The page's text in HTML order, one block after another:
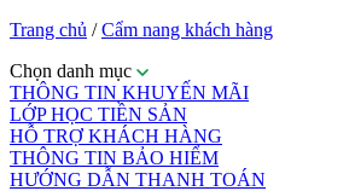
Trang chủ /Cẩm nang khách hàng
Chọn danh mục
THÔNG TIN KHUYẾN MÃI
LỚP HỌC TIỀN SẢN
HỖ TRỢ KHÁCH HÀNG
THÔNG TIN BẢO HIỂM
HƯỚNG DẪN THANH TOÁN